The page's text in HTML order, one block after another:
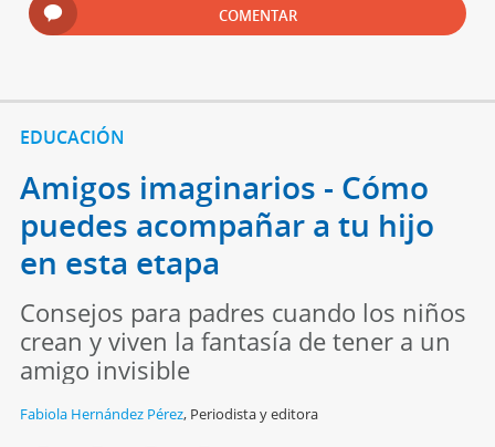
COMENTAR
EDUCACIÓN
Amigos imaginarios - Cómo
puedes acompañar a tu hijo
en esta etapa
Consejos para padres cuando los niños
crean y viven la fantasía de tener a un
amigo invisible
Fabiola Hernández Pérez, Periodista y editora